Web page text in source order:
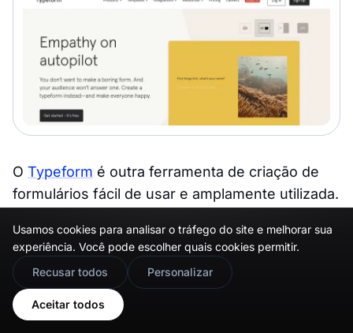
O Typeform é outra ferramenta de criação de
formulários fácil de usar e amplamente utilizada.
utilizadores.
Então, vamos ver quais dos critérios o Typeform
atende.
Usamos cookies para analisar o tráfego do site e melhorar sua
experiência. Você pode escolher quais cookies permitir.
Recusar todos
Personalizar
Aceitar todos
🇬🇧 Would you prefer this site in English?
View in English